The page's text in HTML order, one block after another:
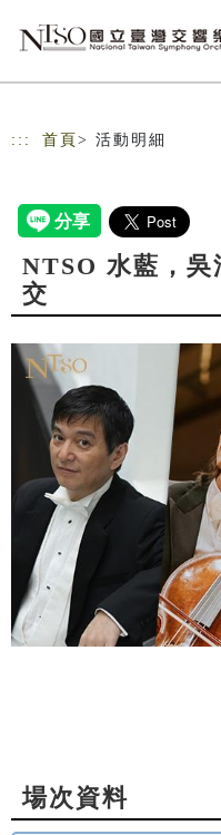
::: 首頁 > 活動明細
NTSO 水藍，吳
交
場次資料